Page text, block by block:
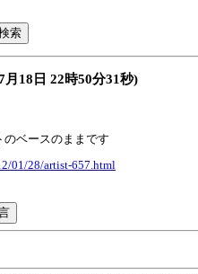
月18日 22時50分31秒)
ベースのままです
01/28/artist-657.html